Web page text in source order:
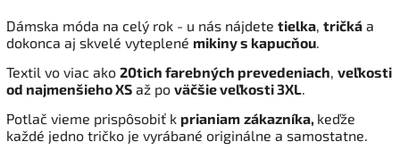
Dámska móda na celý rok - u nás nájdete tielka, tričká a
dokonca aj skvelé vyteplené mikiny s kapucňou.
Textil vo viac ako 20tich farebných prevedeniach, veľkosti
od najmenšieho XS až po väčšie veľkosti 3XL.
Potlač vieme prispôsobiť k prianiam zákazníka, keďže
každé jedno tričko je vyrábané originálne a samostatne.